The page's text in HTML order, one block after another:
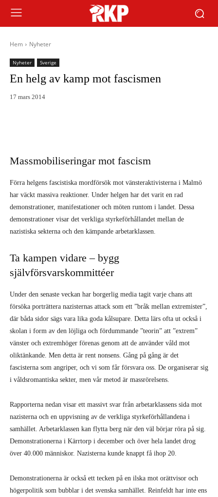
Hem Nyheter
Nyheter Sverige
En helg av kamp mot fascismen
17 mars 2014
Massmobiliseringar mot fascism
Förra helgens fascistiska mordförsök mot vänsteraktivisterna i Malmö
har väckt massiva reaktioner. Under helgen har det varit en rad
demonstrationer, manifestationer och möten runtom i landet. Dessa
demonstrationer visar det verkliga styrkeförhållandet mellan de
nazistiska sekterna och den kämpande arbetarklassen.
Ta kampen vidare – bygg
självförsvarskommittéer
Under den senaste veckan har borgerlig media tagit varje chans att
försöka porträttera nazisternas attack som ett ”bråk mellan extremister”,
där båda sidor sägs vara lika goda kålsupare. Detta lärs ofta ut också i
skolan i form av den löjliga och fördummande ”teorin” att ”extrem”
vänster och extremhöger förenas genom att de använder våld mot
oliktänkande. Men detta är rent nonsens. Gång på gång är det
fascisterna som angriper, och vi som får försvara oss. De organiserar sig
i våldsromantiska sekter, men vår metod är massrörelsens.
Rapporterna nedan visar ett massivt svar från arbetarklassens sida mot
nazisterna och en uppvisning av de verkliga styrkeförhållandena i
samhället. Arbetarklassen kan flytta berg när den väl börjar röra på sig.
Demonstrationerna i Kärrtorp i december och över hela landet drog
över 40.000 människor. Nazisterna kunde knappt få ihop 20.
Demonstrationerna är också ett tecken på en ilska mot orättvisor och
högerpolitik som bubblar i det svenska samhället. Reinfeldt har inte ens